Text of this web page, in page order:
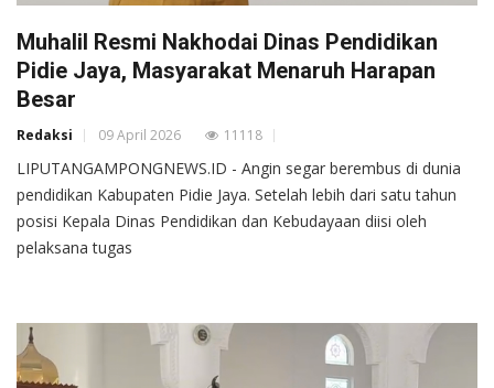
Muhalil Resmi Nakhodai Dinas Pendidikan
Pidie Jaya, Masyarakat Menaruh Harapan
Besar
Redaksi 09 April 2026 11118
LIPUTANGAMPONGNEWS.ID - Angin segar berembus di dunia
pendidikan Kabupaten Pidie Jaya. Setelah lebih dari satu tahun
posisi Kepala Dinas Pendidikan dan Kebudayaan diisi oleh
pelaksana tugas